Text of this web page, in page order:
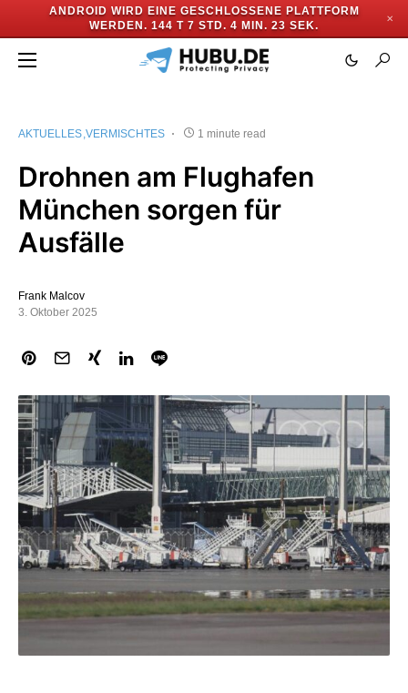
ANDROID WIRD EINE GESCHLOSSENE PLATTFORM
WERDEN. 144 T 7 STD. 4 MIN. 23 SEK.
✕
AKTUELLES VERMISCHTES 1 minute read
Drohnen am Flughafen
München sorgen für
Ausfälle
Frank Malcov
3. Oktober 2025